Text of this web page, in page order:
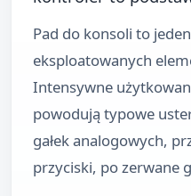
Pad do konsoli to
eksploatowanych
Intensywne
powodują typowe
gałek analogowych,
przyciski, po zerwane